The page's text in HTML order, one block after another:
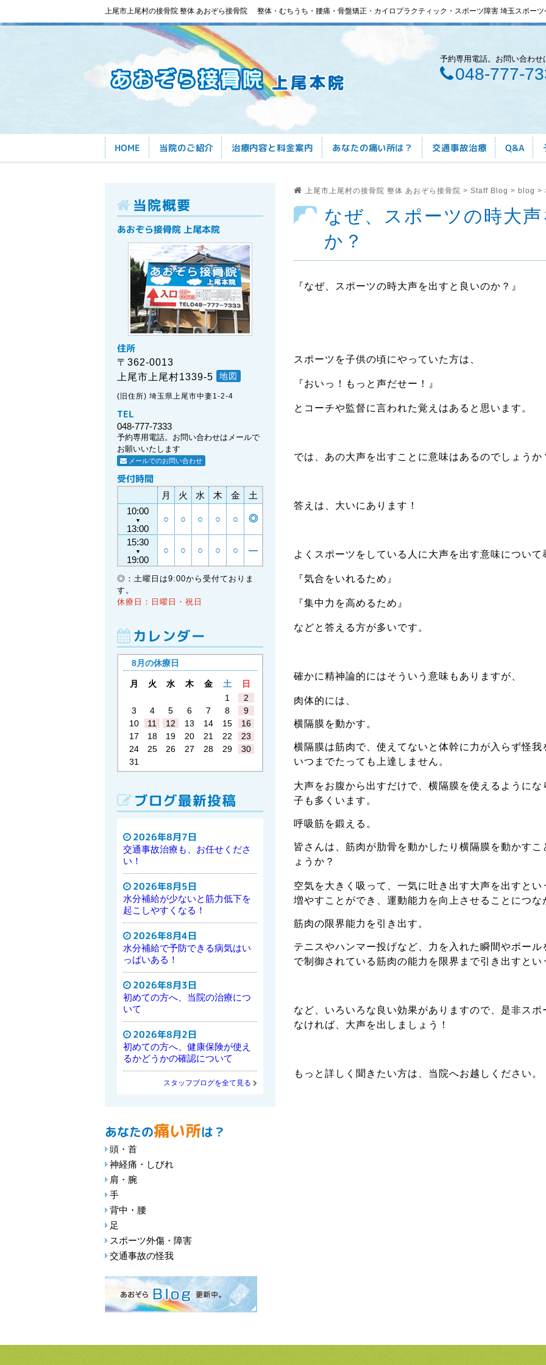
上尾市上尾村の接骨院 整体 あおぞら接骨院 整体・むちうち・腰痛・骨盤矯正・カイロプラクティック・スポーツ障害 埼玉スポー
予約専用電話。お問い合わ
048-777-
HOME 当院のご紹介 治療内容と料金案内 あなたの痛い所は？ 交通事故治療 Q&A
上尾市上尾村の接骨院 整体 あおぞら接骨院 > Staff Blog > blog >
なぜ、スポーツの時大
か？
『なぜ、スポーツの時大声を出すと良いのか？』
スポーツを子供の頃にやっていた方は、
『おいっ！もっと声だせー！』
とコーチや監督に言われた覚えはあると思います。
では、あの大声を出すことに意味はあるのでしょうか
答えは、大いにあります！
よくスポーツをしている人に大声を出す意味について
『気合をいれるため』
『集中力を高めるため』
などと答える方が多いです。
確かに精神論的にはそういう意味もありますが、
肉体的には、
横隔膜を動かす。
横隔膜は筋肉で、使えてないと体幹に力が入らず怪
いつまでたっても上達しません。
大声をお腹から出すだけで、横隔膜を使えるように
子も多くいます。
呼吸筋を鍛える。
皆さんは、筋肉が肋骨を動かしたり横隔膜を動かす
ょうか？
空気を大きく吸って、一気に吐き出す大声を出すと
増やすことができ、運動能力を向上させることにつな
筋肉の限界能力を引き出す。
テニスやハンマー投げなど、力を入れた瞬間やボー
で制御されている筋肉の能力を限界まで引き出すと
など、いろいろな良い効果がありますので、是非ス
なければ、大声を出しましょう！
もっと詳しく聞きたい方は、当院へお越しください。
当院概要
あおぞら接骨院 上尾本院
住所
〒362-0013
上尾市上尾村1339-5
地図
(旧住所) 埼玉県上尾市中妻1-2-4
TEL
048-777-7333
予約専用電話。お問い合わせはメールで
お願いいたします
メールでのお問い合わせ
受付時間
月 火 水 木 金
土
10:00
▼
13:00
○ ○ ○ ○ ○ ◎
15:30
▼
19:00
○ ○ ○ ○ ○ ―
◎：土曜日は9:00から受付ておりま
す。
休療日：日曜日・祝日
カレンダー
8月の休療日
月 火 水 木 金 土
日
1
2
3
4 5 6 7 8
9
10
11 12 13 14 15
16
17
18 19 20 21 22
23
24
25 26 27 28 29
30
31
ブログ最新投稿
2026年8月7日
交通事故治療も、お任せくださ
い！
2026年8月5日
水分補給が少ないと筋力低下を
起こしやすくなる！
2026年8月4日
水分補給で予防できる病気はい
っぱいある！
2026年8月3日
初めての方へ、当院の治療につ
いて
2026年8月2日
初めての方へ、健康保険が使え
るかどうかの確認について
スタッフブログを全て見る
あなたの痛い所は？
頭・首
神経痛・しびれ
肩・腕
手
背中・腰
足
スポーツ外傷・障害
交通事故の怪我